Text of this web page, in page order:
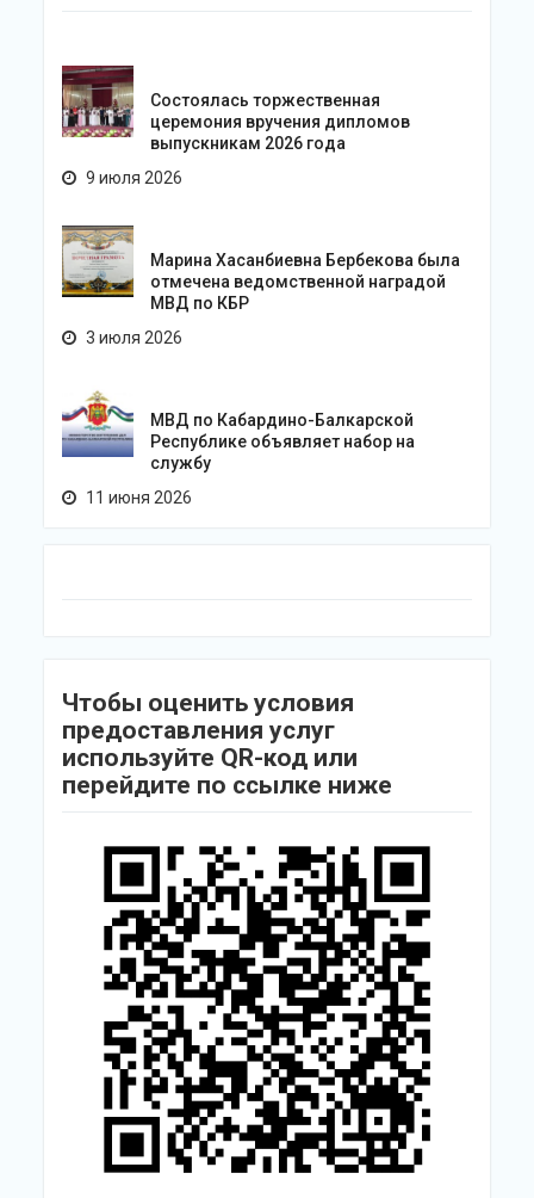
Состоялась торжественная
церемония вручения дипломов
выпускникам 2026 года
9 июля 2026
Марина Хасанбиевна Бербекова была
отмечена ведомственной наградой
МВД по КБР
3 июля 2026
МВД по Кабардино-Балкарской
Республике объявляет набор на
службу
11 июня 2026
Чтобы оценить условия
предоставления услуг
используйте QR-код или
перейдите по ссылке ниже